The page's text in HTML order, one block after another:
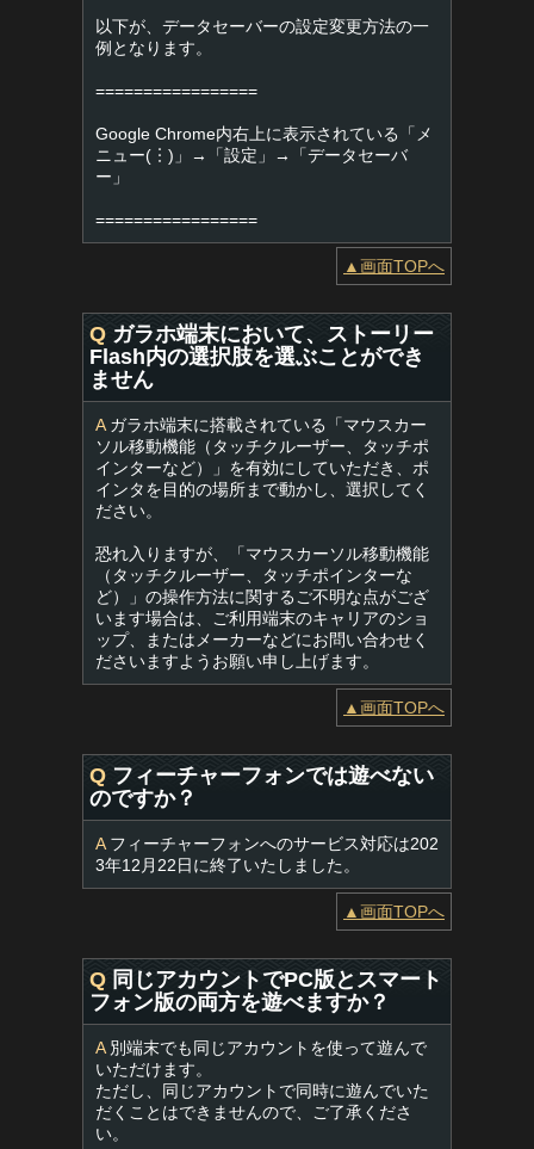
以下が、データセーバーの設定変更方法の一
例となります。
=================
Google Chrome内右上に表示されている「メ
ニュー(︙)」→「設定」→「データセーバ
ー」
=================
▲画面TOPへ
Q ガラホ端末において、ストーリー
Flash内の選択肢を選ぶことができ
ません
Aガラホ端末に搭載されている「マウスカー
ソル移動機能（タッチクルーザー、タッチポ
インターなど）」を有効にしていただき、ポ
インタを目的の場所まで動かし、選択してく
ださい。
恐れ入りますが、「マウスカーソル移動機能
（タッチクルーザー、タッチポインターな
ど）」の操作方法に関するご不明な点がござ
います場合は、ご利用端末のキャリアのショ
ップ、またはメーカーなどにお問い合わせく
ださいますようお願い申し上げます。
▲画面TOPへ
Q フィーチャーフォンでは遊べない
のですか？
Aフィーチャーフォンへのサービス対応は202
3年12月22日に終了いたしました。
▲画面TOPへ
Q 同じアカウントでPC版とスマート
フォン版の両方を遊べますか？
A別端末でも同じアカウントを使って遊んで
いただけます。
ただし、同じアカウントで同時に遊んでいた
だくことはできませんので、ご了承くださ
い。